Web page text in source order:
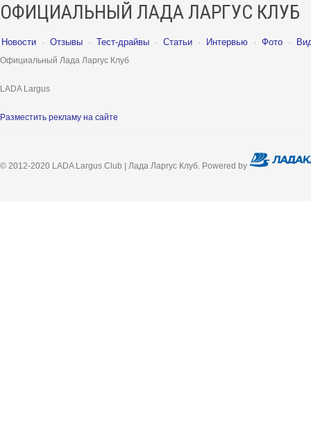
ОФИЦИАЛЬНЫЙ ЛАДА ЛАРГУС КЛУБ
Новости · Отзывы · Тест-драйвы · Статьи · Интервью · Фото ·
Официальный Лада Ларгус Клуб
LADA Largus
Разместить рекламу на сайте
© 2012-2020 LADA Largus Club | Лада Ларгус Клуб. Powered by